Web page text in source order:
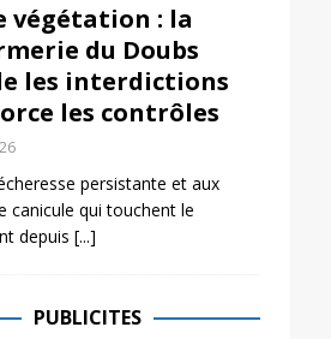
végétation : la
du Doubs
les interdictions
les contrôles
persistante et aux
canicule qui touchent le
depuis [...]
PUBLICITES